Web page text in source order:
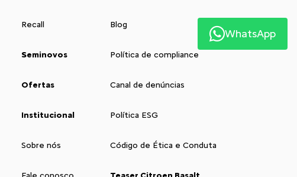
Recall
Seminovos
Ofertas
Institucional
Sobre nós
Blog
Política de compliance
Canal de denúncias
Política ESG
Código de Ética e Conduta
WhatsApp